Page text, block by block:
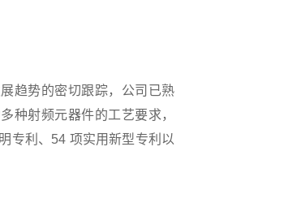
趋势的密切跟踪，公司已熟
种射频元器件的工艺要求，
专利、54 项实用新型专利以